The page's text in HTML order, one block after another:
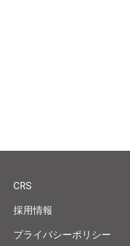
CRS
採用情報
プライバシーポリシー